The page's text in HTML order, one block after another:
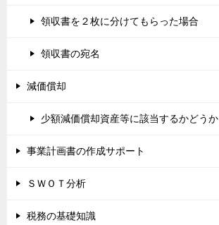
領収書を２枚に分けてもらった場合
領収書の宛名
減価償却
少額減価償却資産等に該当するかどうか
事業計画書の作成サポート
ＳＷＯＴ分析
税務の基礎知識